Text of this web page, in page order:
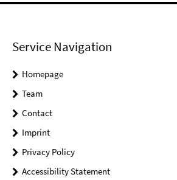
Service Navigation
Homepage
Team
Contact
Imprint
Privacy Policy
Accessibility Statement